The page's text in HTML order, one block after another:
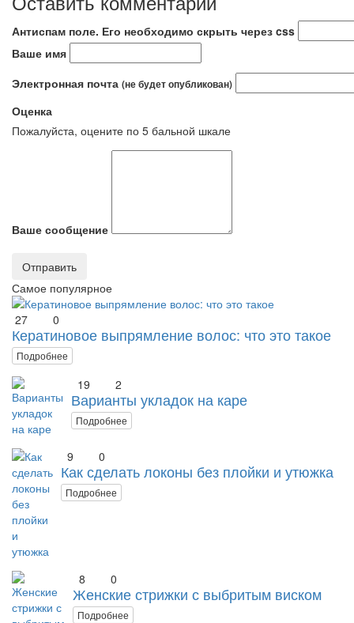
Антиспам поле. Его необходимо скрыть через css
Ваше имя
Электронная почта (не будет опубликован)
Оценка
Пожалуйста, оцените по 5 бальной шкале
Ваше сообщение
Самое популярное
27
0
Кератиновое выпрямление волос: что это такое
Подробнее
19 2
Варианты укладок на каре
Подробнее
9 0
Как сделать локоны без плойки и утюжка
Подробнее
8 0
Женские стрижки с выбритым виском
Подробнее